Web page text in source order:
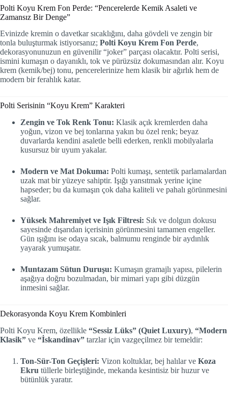
Polti Koyu Krem Fon Perde: “Pencerelerde Kemik Asaleti ve
Zamansız Bir Denge”
Evinizde kremin o davetkar sıcaklığını, daha gövdeli ve zengin bir
tonla buluşturmak istiyorsanız; Polti Koyu Krem Fon Perde,
dekorasyonunuzun en güvenilir “joker” parçası olacaktır. Polti serisi,
ismini kumaşın o dayanıklı, tok ve pürüzsüz dokumasından alır. Koyu
krem (kemik/bej) tonu, pencerelerinize hem klasik bir ağırlık hem de
modern bir ferahlık katar.
Polti Serisinin “Koyu Krem” Karakteri
Zengin ve Tok Renk Tonu: Klasik açık kremlerden daha
yoğun, vizon ve bej tonlarına yakın bu özel renk; beyaz
duvarlarda kendini asaletle belli ederken, renkli mobilyalarla
kusursuz bir uyum yakalar.
Modern ve Mat Dokuma: Polti kumaşı, sentetik parlamalardan
uzak mat bir yüzeye sahiptir. Işığı yansıtmak yerine içine
hapseder; bu da kumaşın çok daha kaliteli ve pahalı görünmesini
sağlar.
Yüksek Mahremiyet ve Işık Filtresi: Sık ve dolgun dokusu
sayesinde dışarıdan içerisinin görünmesini tamamen engeller.
Gün ışığını ise odaya sıcak, balmumu renginde bir aydınlık
yayarak yumuşatır.
Muntazam Sütun Duruşu: Kumaşın gramajlı yapısı, pilelerin
aşağıya doğru bozulmadan, bir mimari yapı gibi düzgün
inmesini sağlar.
Dekorasyonda Koyu Krem Kombinleri
Polti Koyu Krem, özellikle “Sessiz Lüks” (Quiet Luxury), “Modern
Klasik” ve “İskandinav” tarzlar için vazgeçilmez bir temeldir:
Ton-Sür-Ton Geçişleri: Vizon koltuklar, bej halılar ve Koza
Ekru tüllerle birleştiğinde, mekanda kesintisiz bir huzur ve
bütünlük yaratır.